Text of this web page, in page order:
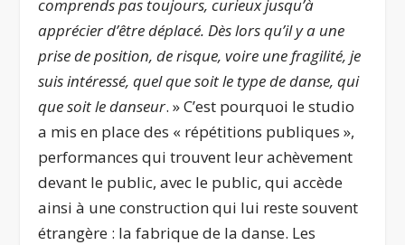
comprends pas toujours, curieux jusqu’à
apprécier d’être déplacé. Dès lors qu’il y a une
prise de position, de risque, voire une fragilité, je
suis intéressé, quel que soit le type de danse, qui
que soit le danseur. » C’est pourquoi le studio
a mis en place des « répétitions publiques »,
performances qui trouvent leur achèvement
devant le public, avec le public, qui accède
ainsi à une construction qui lui reste souvent
étrangère : la fabrique de la danse. Les